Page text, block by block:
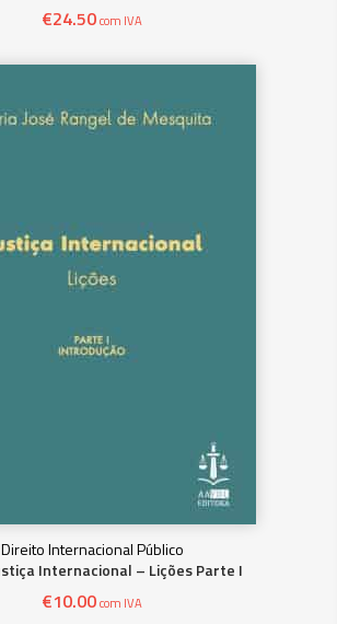
€24.50com IVA
Direito Internacional Público
Internacional – Lições Parte I
€10.00com IVA